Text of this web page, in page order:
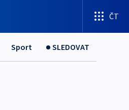
ČT
Sport SLEDOVAT